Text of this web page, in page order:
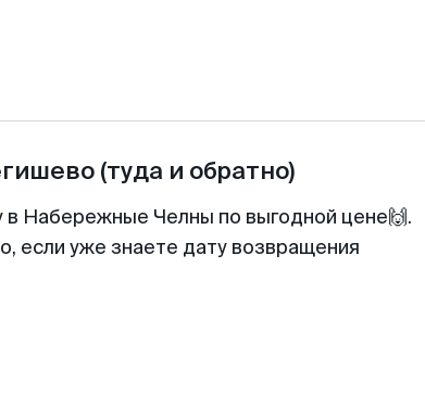
(туда и обратно)
Набережные Челны по выгодной цене🙌.
если уже знаете дату возвращения